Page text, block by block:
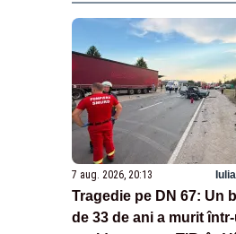
7 aug. 2026, 20:13
Tragedie pe DN 67: Un
de 33 de ani a murit